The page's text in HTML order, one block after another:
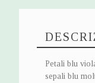
Petali blu
sepali blu